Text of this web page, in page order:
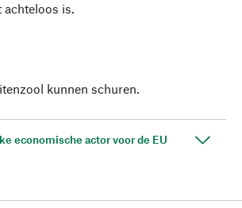
achteloos is.
kunnen schuren.
economische actor voor de EU